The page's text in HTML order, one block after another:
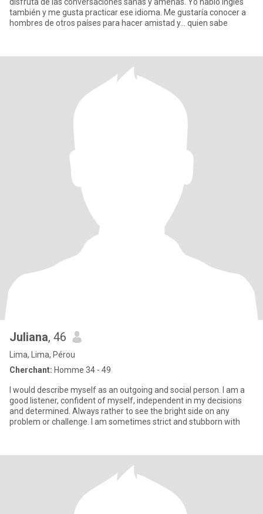
también y me gusta practicar ese idioma. Me gustaría conocer a
hombres de otros países para hacer amistad y... quien sabe
Juliana, 46
Lima, Lima, Pérou
Cherchant: Homme 34 - 49
I would describe myself as an outgoing and social person. I am a
good listener, confident of myself, independent in my decisions
and determined. Always rather to see the bright side on any
problem or challenge. I am sometimes strict and stubborn with